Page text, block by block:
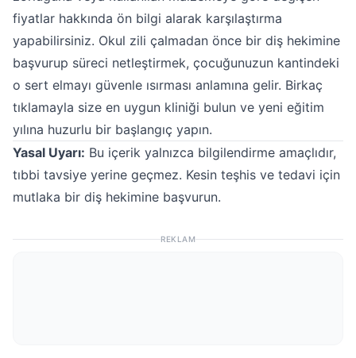
fiyatlar hakkında ön bilgi alarak karşılaştırma
yapabilirsiniz. Okul zili çalmadan önce bir diş hekimine
başvurup süreci netleştirmek, çocuğunuzun kantindeki
o sert elmayı güvenle ısırması anlamına gelir. Birkaç
tıklamayla size en uygun kliniği bulun ve yeni eğitim
yılına huzurlu bir başlangıç yapın.
Yasal Uyarı: Bu içerik yalnızca bilgilendirme amaçlıdır,
tıbbi tavsiye yerine geçmez. Kesin teşhis ve tedavi için
mutlaka bir diş hekimine başvurun.
REKLAM